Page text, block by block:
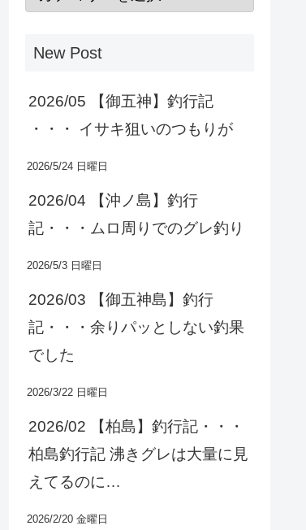
New Post
2026/05 【御五神】釣行記
・・・ イサキ狙いのつもりが
2026/5/24 日曜日
2026/04 【沖ノ島】釣行
記・・・ムロ周りでのグレ釣り
2026/5/3 日曜日
2026/03 【御五神島】釣行
記・・・余りパッとしない釣果
でした
2026/3/22 日曜日
2026/02 【柏島】釣行記・・・
柏島釣行記 沸きグレは大量に見
えてるのに…
2026/2/20 金曜日